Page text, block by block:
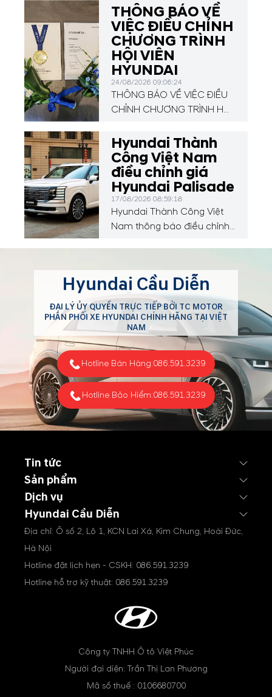
CHƯƠNG TRÌNH ĐẶC
QUYỀN DÀNH CHO KHÁCH
HÀNG HYUNDAI
THÔNG BÁO VỀ
VIỆC ĐIỀU CHỈNH
CHƯƠNG TRÌNH
HỘI VIÊN
HYUNDAI
24/08/2026 09:06:24
THÔNG BÁO VỀ VIỆC ĐIỀU
CHỈNH CHƯƠNG TRÌNH HỘI
Hyundai Thành
Công Việt Nam
điều chỉnh giá
Hyundai Palisade
17/08/2026 08:59:18
Hyundai Thành Công Việt
Nam thông báo điều chỉnh
Hyundai Cầu Diễn
ĐẠI LÝ ỦY QUYỀN TRỰC TIẾP BỞI TC MOTOR
PHÂN PHỐI XE HYUNDAI CHÍNH HÃNG TẠI VIỆT
NAM
Hotline Bán Hàng:086.591.3239
Hotline Bảo Hiểm:086.591.3239
Tin tức
Sản phẩm
Dịch vụ
Hyundai Cầu Diễn
Địa chỉ: Ô số 2, Lô 1, KCN Lai Xá, Kim Chung, Hoài Đức,
Hà Nội
Hotline đặt lịch hẹn - CSKH: 086.591.3239
Hotline hỗ trợ kỹ thuật: 086.591.3239
Công ty TNHH Ô tô Việt Phúc
Người đại diện: Trần Thị Lan Phương
Mã số thuế : 0106680700